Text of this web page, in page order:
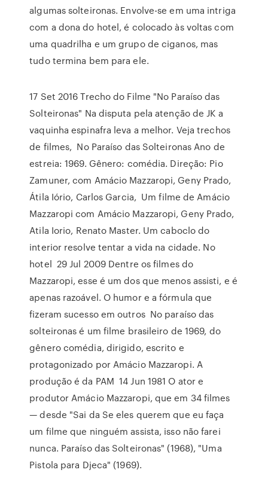
algumas solteironas. Envolve-se em uma intriga
com a dona do hotel, é colocado às voltas com
uma quadrilha e um grupo de ciganos, mas
tudo termina bem para ele.
17 Set 2016 Trecho do Filme "No Paraíso das
Solteironas" Na disputa pela atenção de JK a
vaquinha espinafra leva a melhor. Veja trechos
de filmes, No Paraíso das Solteironas Ano de
estreia: 1969. Gênero: comédia. Direção: Pio
Zamuner, com Amácio Mazzaropi, Geny Prado,
Átila Iório, Carlos Garcia, Um filme de Amácio
Mazzaropi com Amácio Mazzaropi, Geny Prado,
Atila Iorio, Renato Master. Um caboclo do
interior resolve tentar a vida na cidade. No
hotel 29 Jul 2009 Dentre os filmes do
Mazzaropi, esse é um dos que menos assisti, e é
apenas razoável. O humor e a fórmula que
fizeram sucesso em outros No paraíso das
solteironas é um filme brasileiro de 1969, do
gênero comédia, dirigido, escrito e
protagonizado por Amácio Mazzaropi. A
produção é da PAM 14 Jun 1981 O ator e
produtor Amácio Mazzaropi, que em 34 filmes
— desde "Sai da Se eles querem que eu faça
um filme que ninguém assista, isso não farei
nunca. Paraíso das Solteironas" (1968), "Uma
Pistola para Djeca" (1969).